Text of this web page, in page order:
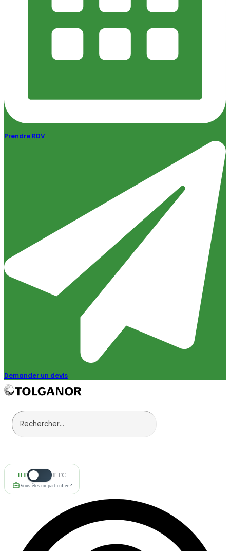
Prendre RDV
Demander un devis
HT TTC
Vous êtes un particulier ?